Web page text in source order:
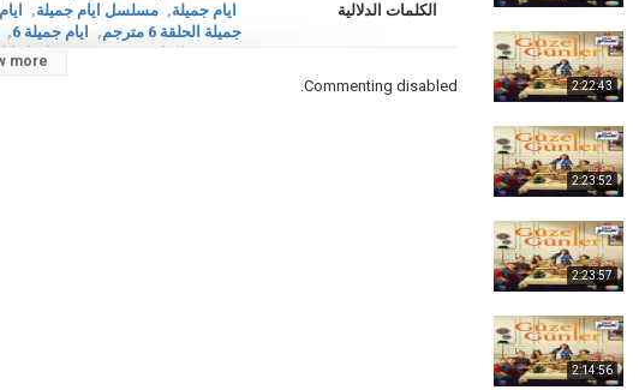
الكلمات الدلالية
ايام جميلة, مسلسل ايام جميلة,
جميلة الحلقة 6 مترجم
, ايام جميلة 6 ,
مسلسلmore
Commenting disabled. 2:22:43
2:23:52
2:23:57
2:14:56